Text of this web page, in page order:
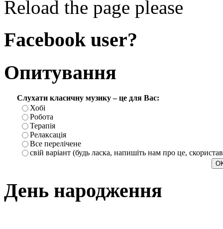
Reload the page please
Facebook user?
Опитування
Слухати класичну музику – це для Вас:
Хобі
Робота
Терапія
Релаксація
Все перелічене
свій варіант (будь ласка, напишіть нам про це,
День народження